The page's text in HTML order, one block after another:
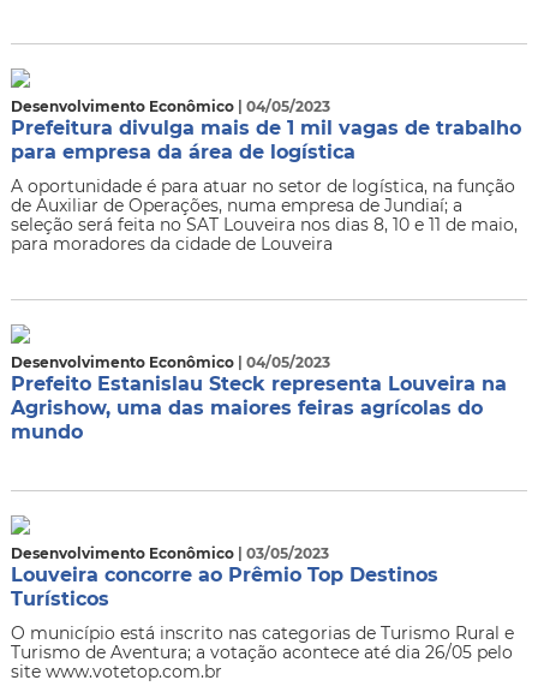
Desenvolvimento Econômico | 04/05/2023
Prefeitura divulga mais de 1 mil vagas de trabalho
para empresa da área de logística
A oportunidade é para atuar no setor de logística, na função
de Auxiliar de Operações, numa empresa de Jundiaí; a
seleção será feita no SAT Louveira nos dias 8, 10 e 11 de maio,
para moradores da cidade de Louveira
Desenvolvimento Econômico | 04/05/2023
Prefeito Estanislau Steck representa Louveira na
Agrishow, uma das maiores feiras agrícolas do
mundo
Desenvolvimento Econômico | 03/05/2023
Louveira concorre ao Prêmio Top Destinos
Turísticos
O município está inscrito nas categorias de Turismo Rural e
Turismo de Aventura; a votação acontece até dia 26/05 pelo
site www.votetop.com.br